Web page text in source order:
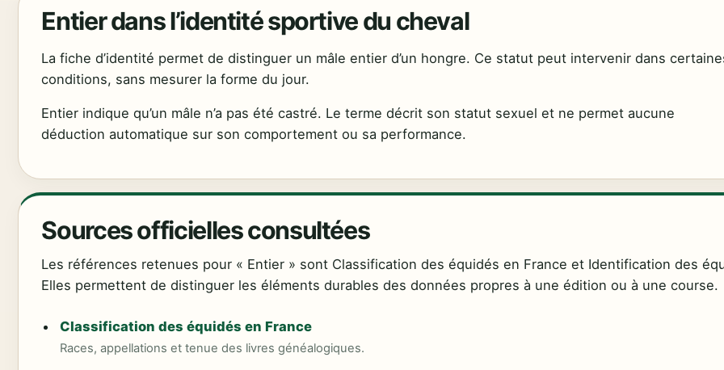
Entier dans l’identité sportive du cheval
La fiche d’identité permet de distinguer un mâle entier d’un hongre. Ce statut peut intervenir dans
conditions, sans mesurer la forme du jour.
Entier indique qu’un mâle n’a pas été castré. Le terme décrit son statut sexuel et ne permet aucune
déduction automatique sur son comportement ou sa performance.
Sources officielles consultées
Les références retenues pour « Entier » sont Classification des équidés en France et Identification des
Elles permettent de distinguer les éléments durables des données propres à une édition ou à une course.
Classification des équidés en France
Races, appellations et tenue des livres généalogiques.